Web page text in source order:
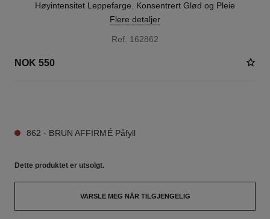
Høyintensitet Leppefarge. Konsentrert Glød og Pleie
Flere detaljer
Ref. 162862
NOK 550
862 - BRUN AFFIRMÉ Påfyll
Dette produktet er utsolgt.
VARSLE MEG NÅR TILGJENGELIG